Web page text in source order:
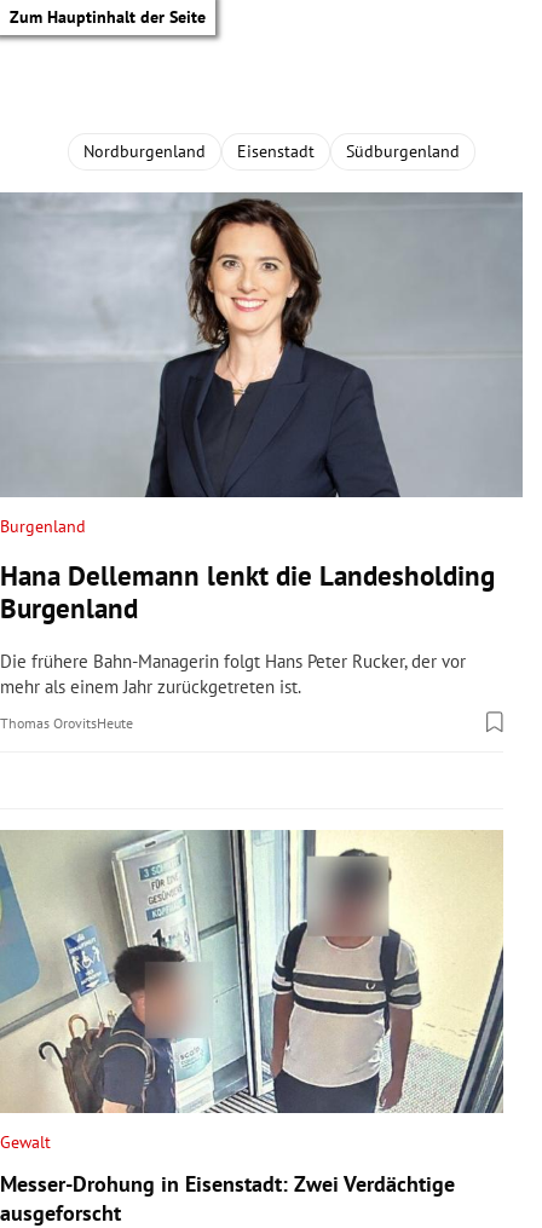
Zum Hauptinhalt der Seite
Untermenü
Untermenü
Untermenü
Untermenü
Untermenü
Untermenü
Untermenü
Nordburgenland Eisenstadt Südburgenland
Burgenland
Hana Dellemann lenkt die Landesholding
Burgenland
Die frühere Bahn-Managerin folgt Hans Peter Rucker, der vor
mehr als einem Jahr zurückgetreten ist.
Thomas OrovitsHeute
Gewalt
Messer-Drohung in Eisenstadt: Zwei Verdächtige
ausgeforscht